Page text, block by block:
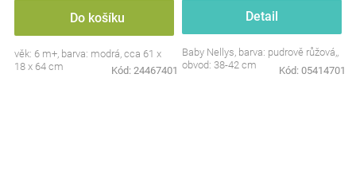
Do košíku
věk: 6 m+, barva: modrá, cca 61 x
18 x 64 cm
Kód: 24467401
Detail
Baby Nellys, barva: pudrově růžová,,
obvod: 38-42 cm
Kód: 05414701